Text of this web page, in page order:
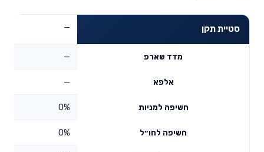
סטיית תקן —
מדד שארפ —
אלפא —
חשיפה למניות 0%
חשיפה לחו״ל 0%